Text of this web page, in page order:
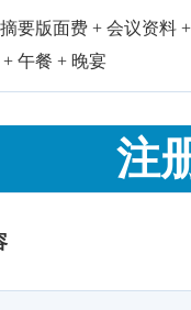
要版面费 + 会议资料
午餐 + 晚宴
注